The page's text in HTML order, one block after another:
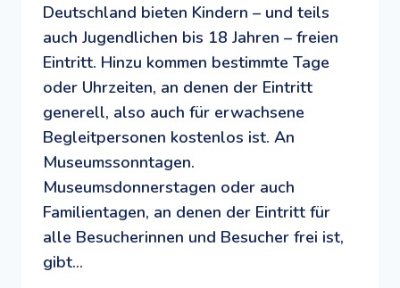
Deutschland bieten Kindern – und teils
auch Jugendlichen bis 18 Jahren – freien
Eintritt. Hinzu kommen bestimmte Tage
oder Uhrzeiten, an denen der Eintritt
generell, also auch für erwachsene
Begleitpersonen kostenlos ist. An
Museumssonntagen.
Museumsdonnerstagen oder auch
Familientagen, an denen der Eintritt für
alle Besucherinnen und Besucher frei ist,
gibt…